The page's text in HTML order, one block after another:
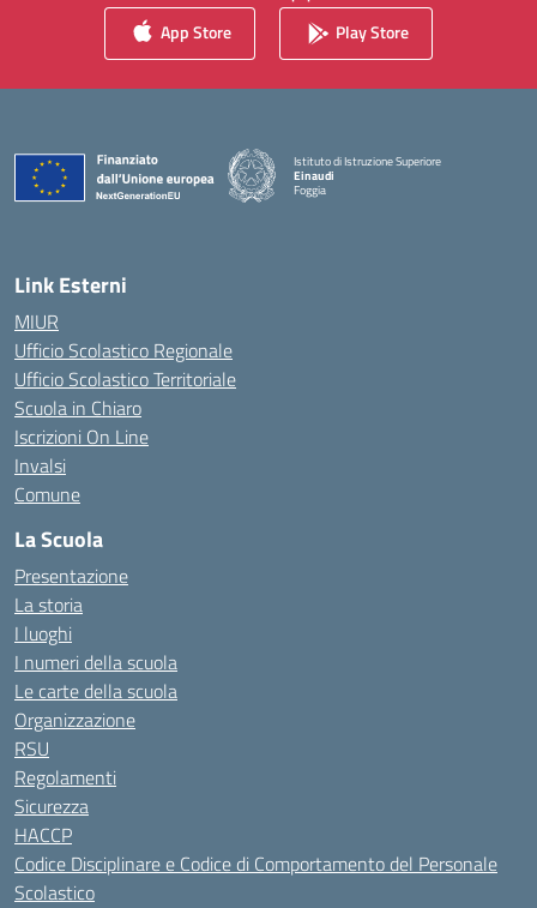
App Store Play Store
Istituto di Istruzione Superiore
Einaudi
Foggia
— Visita la pagina iniziale della scuola
Link Esterni
MIUR
Ufficio Scolastico Regionale
Ufficio Scolastico Territoriale
Scuola in Chiaro
Iscrizioni On Line
Invalsi
Comune
La Scuola
Presentazione
La storia
I luoghi
I numeri della scuola
Le carte della scuola
Organizzazione
RSU
Regolamenti
Sicurezza
HACCP
Codice Disciplinare e Codice di Comportamento del Personale
Scolastico